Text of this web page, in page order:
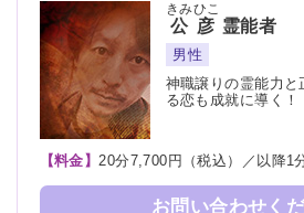
公彦
きみひこ
霊能者
男性
神職譲りの霊能力と
る恋も成就に導く！
【料金】 20分7,700円（税込）／以降1
お問い合わせく